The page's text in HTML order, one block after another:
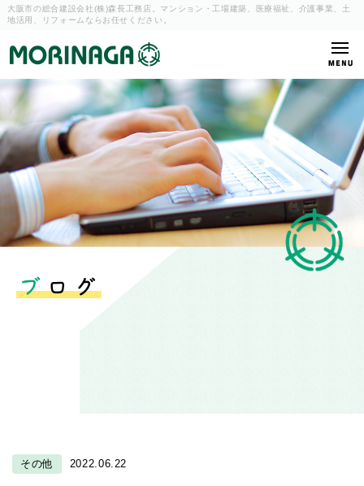
大阪市の総合建設会社(株)森長工務店。マンション・工場建築、
医療福祉、介護事業、土
地活用、リフォームならお任せください。
その他 2022.06.22